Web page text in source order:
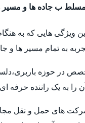
مسلط ب جاده ها و مسیر
ویژگی هایی که به
به تمام مسیر ها و
در حوزه
را به یک راننده حرفه
شرکت های حمل و نقل